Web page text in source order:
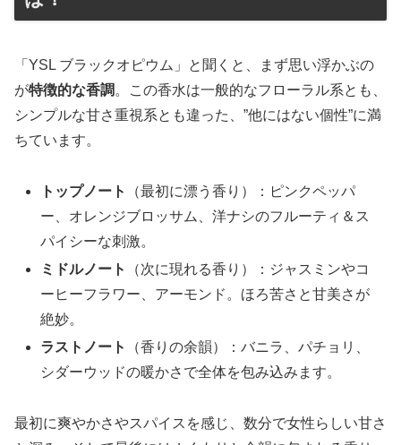
「YSL ブラックオピウム」と聞くと、まず思い浮かぶの
が特徴的な香調 。この香水は一般的なフローラル系とも、
シンプルな甘さ重視系とも違った、”他にはない個性”に満
ちています。
トップノート
（最初に漂う香り）：ピンクペッパ
ー、オレンジブロッサム、洋ナシのフルーティ＆ス
パイシーな刺激。
ミドルノート
（次に現れる香り）：ジャスミンやコ
ーヒーフラワー、アーモンド。ほろ苦さと甘美さが
絶妙。
ラストノート
（香りの余韻）：バニラ、パチョリ、
シダーウッドの暖かさで全体を包み込みます。
最初に爽やかさやスパイスを感じ、数分で女性らしい甘さ